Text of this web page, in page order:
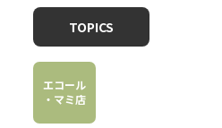
TOPICS
エコール
・マミ店